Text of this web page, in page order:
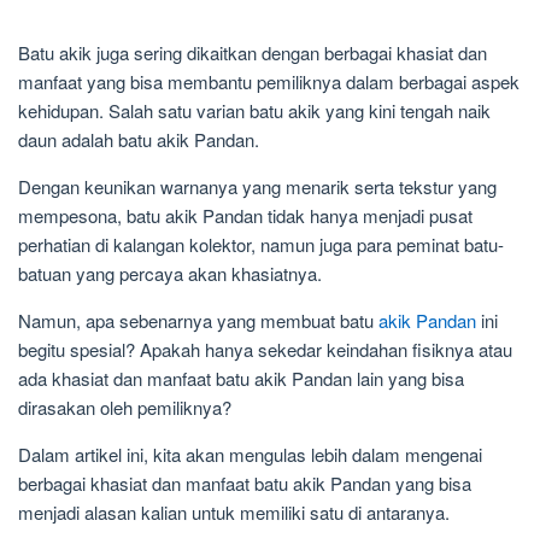
Batu akik juga sering dikaitkan dengan berbagai khasiat dan
manfaat yang bisa membantu pemiliknya dalam berbagai aspek
kehidupan. Salah satu varian batu akik yang kini tengah naik
daun adalah batu akik Pandan.
Dengan keunikan warnanya yang menarik serta tekstur yang
mempesona, batu akik Pandan tidak hanya menjadi pusat
perhatian di kalangan kolektor, namun juga para peminat batu-
batuan yang percaya akan khasiatnya.
Namun, apa sebenarnya yang membuat batuakik Pandan ini
begitu spesial? Apakah hanya sekedar keindahan fisiknya atau
ada khasiat dan manfaat batu akik Pandan lain yang bisa
dirasakan oleh pemiliknya?
Dalam artikel ini, kita akan mengulas lebih dalam mengenai
berbagai khasiat dan manfaat batu akik Pandan yang bisa
menjadi alasan kalian untuk memiliki satu di antaranya.